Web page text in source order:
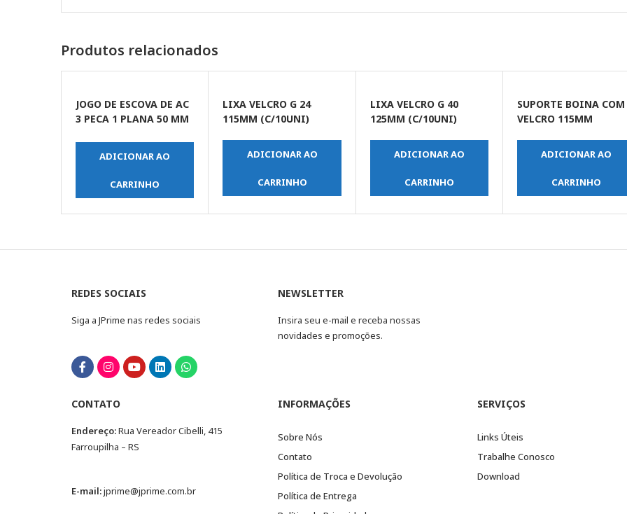
Produtos relacionados
JOGO DE ESCOVA DE AC
3 PECA 1 PLANA 50 MM
ADICIONAR AO
CARRINHO
LIXA VELCRO G 24
115MM (C/10UNI)
ADICIONAR AO
CARRINHO
LIXA VELCRO G 40
125MM (C/10UNI)
ADICIONAR AO
CARRINHO
SUPORTE BOINA COM
VELCRO 115MM
ADICIONAR AO
CARRINHO
REDES SOCIAIS
Siga a JPrime nas redes sociais
NEWSLETTER
Insira seu e-mail e receba nossas
novidades e promoções.
CONTATO
Endereço:Rua Vereador Cibelli, 415
Farroupilha – RS
E-mail:jprime@jprime.com.br
INFORMAÇÕES
Sobre Nós
Contato
Política de Troca e Devolução
Política de Entrega
SERVIÇOS
Links Úteis
Trabalhe Conosco
Download